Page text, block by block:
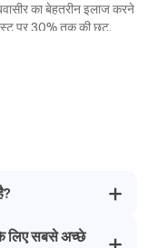
का बेहतरीन इलाज करने
पर 30% तक की छूट,
अप्स की सुविधाएं देते हैं।
को लेजर सर्जरी के
सभी माध्यमों में ‘लेजर
और सुरक्षित तरीका है।
के लिए सबसे बेस्ट विकल्प
होते है। यह पूरी तरह से
लिए सबसे अच्छे